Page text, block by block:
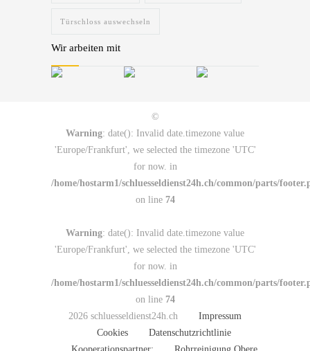
Türschloss auswechseln
Wir arbeiten mit
©
Warning: date(): Invalid date.timezone value
'Europe/Frankfurt', we selected the timezone 'UTC'
for now. in
/home/hostarm1/schluesseldienst24h.ch/common/parts/
on line 74
Warning: date(): Invalid date.timezone value
'Europe/Frankfurt', we selected the timezone 'UTC'
for now. in
/home/hostarm1/schluesseldienst24h.ch/common/parts/
on line 74
2026 schluesseldienst24h.ch
Impressum
Cookies
Datenschutzrichtlinie